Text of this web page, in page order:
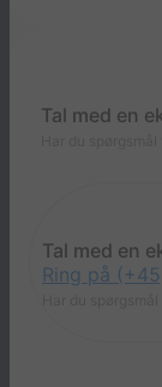
Tal med en
Tal med en
Ring på